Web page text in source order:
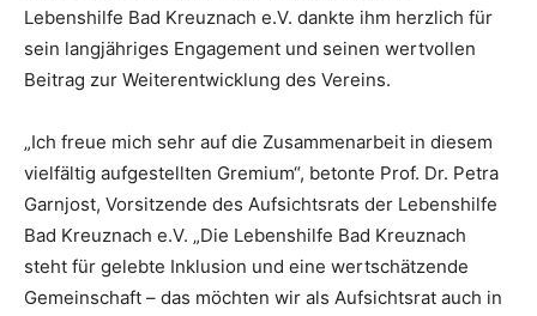
Lebenshilfe Bad Kreuznach e.V. dankte ihm herzlich für
sein langjähriges Engagement und seinen wertvollen
Beitrag zur Weiterentwicklung des Vereins.
„Ich freue mich sehr auf die Zusammenarbeit in diesem
vielfältig aufgestellten Gremium“, betonte Prof. Dr. Petra
Garnjost, Vorsitzende des Aufsichtsrats der Lebenshilfe
Bad Kreuznach e.V. „Die Lebenshilfe Bad Kreuznach
steht für gelebte Inklusion und eine wertschätzende
Gemeinschaft – das möchten wir als Aufsichtsrat auch in